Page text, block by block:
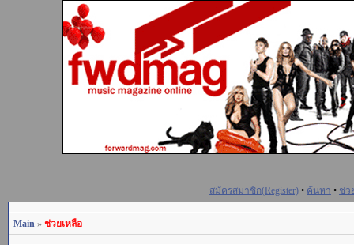
สมัครสมาชิก(Register) • ค้นหา • ช่ว
Main » ช่วยเหลือ